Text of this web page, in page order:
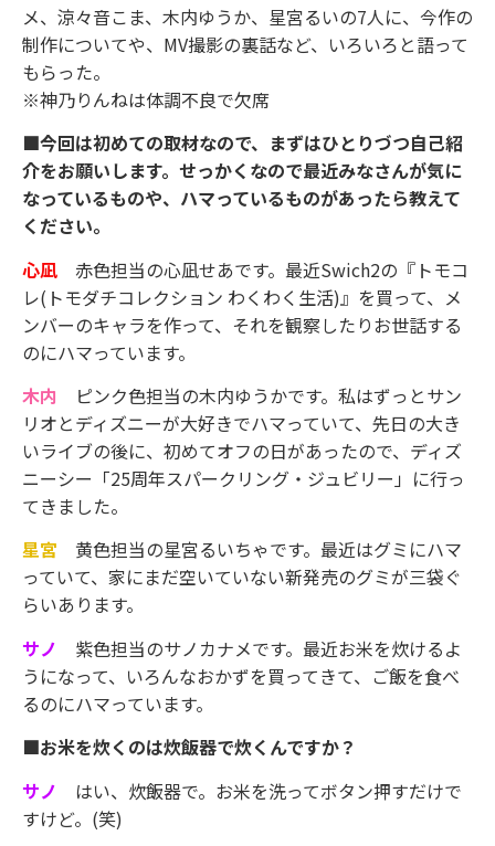
メ、涼々音こま、木内ゆうか、星宮るいの7人に、今作の
制作についてや、MV撮影の裏話など、いろいろと語って
もらった。
※神乃りんねは体調不良で欠席
■今回は初めての取材なので、まずはひとりづつ自己紹
介をお願いします。せっかくなので最近みなさんが気に
なっているものや、ハマっているものがあったら教えて
ください。
心凪 赤色担当の心凪せあです。最近Swich2の『トモコ
レ(トモダチコレクション わくわく生活)』を買って、メ
ンバーのキャラを作って、それを観察したりお世話する
のにハマっています。
木内 ピンク色担当の木内ゆうかです。私はずっとサン
リオとディズニーが大好きでハマっていて、先日の大き
いライブの後に、初めてオフの日があったので、ディズ
ニーシー「25周年スパークリング・ジュビリー」に行っ
てきました。
星宮 黄色担当の星宮るいちゃです。最近はグミにハマ
っていて、家にまだ空いていない新発売のグミが三袋ぐ
らいあります。
サノ 紫色担当のサノカナメです。最近お米を炊けるよ
うになって、いろんなおかずを買ってきて、ご飯を食べ
るのにハマっています。
■お米を炊くのは炊飯器で炊くんですか？
サノ はい、炊飯器で。お米を洗ってボタン押すだけで
すけど。(笑)